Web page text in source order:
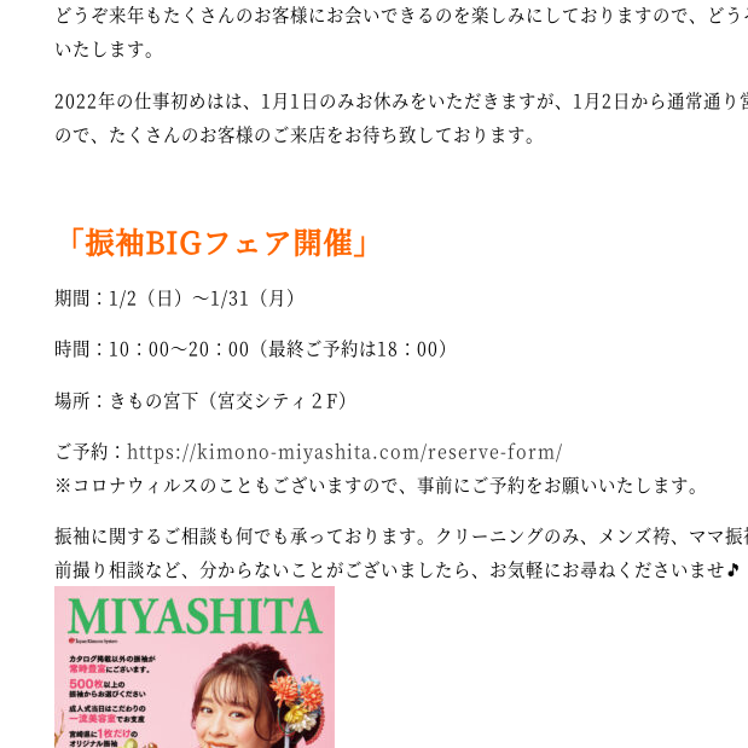
どうぞ来年もたくさんのお客様にお会いできるのを楽しみにしておりますので、ど
いたします。
2022年の仕事初めはは、1月1日のみお休みをいただきますが、1月2日から通常通り
ので、たくさんのお客様のご来店をお待ち致しております。
「振袖BIGフェア開催」
期間：1/2（日）～1/31（月）
時間：10：00～20：00（最終ご予約は18：00）
場所：きもの宮下（宮交シティ２F）
ご予約： https://kimono-miyashita.com/reserve-form/
※コロナウィルスのこともございますので、事前にご予約をお願いいたします。
振袖に関するご相談も何でも承っております。クリーニングのみ、メンズ袴、ママ振
前撮り相談など、分からないことがございましたら、お気軽にお尋ねくださいませ🎵